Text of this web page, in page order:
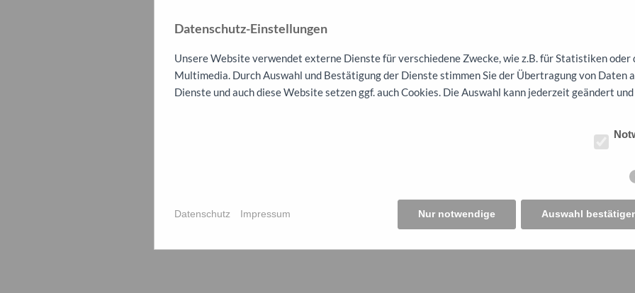
Datenschutz-Einstellungen
Unsere Website verwendet externe Dienste für verschiedene Zwecke, wie z.B. für Statistiken oder
Multimedia. Durch Auswahl und Bestätigung der Dienste stimmen Sie der Übertragung von Daten
Dienste und auch diese Website setzen ggf. auch Cookies. Die Auswahl kann jederzeit geändert
Nur notwendige Auswahl
Datenschutz Impressum